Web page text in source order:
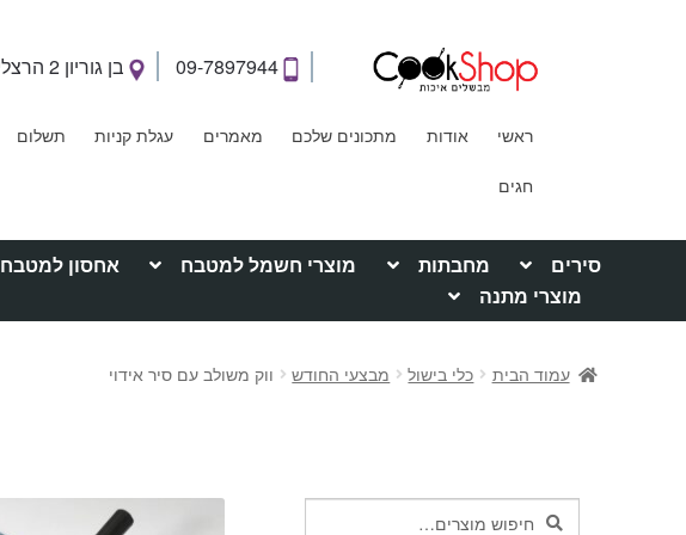
09-7897944 בן גוריון 2 הרצליה
ראשי אודות מתכונים שלכם מאמרים עגלת קניות תשלום
חגים
סירים מחבתות מוצרי חשמל למטבח אחסון למטבח
מוצרי מתנה
עמוד הבית כלי בישול מבצעי החודש ווק משולב עם סיר אידוי
חיפושחיפוש